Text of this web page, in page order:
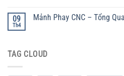
09
Th4
Mảnh Phay CNC – Tổng
TAG CLOUD